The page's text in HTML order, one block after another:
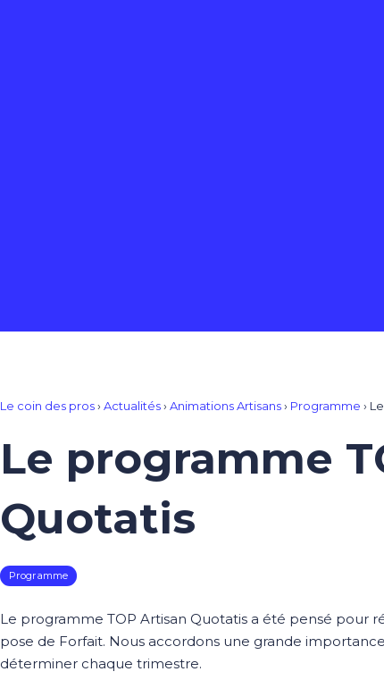
Le coin des pros› Actualités› Animations Artisans› Programme ›
Le programme
Quotatis
Programme
Le programme TOP Artisan Quotatis a été pensé pour
pose de Forfait. Nous accordons une grande
déterminer chaque trimestre.